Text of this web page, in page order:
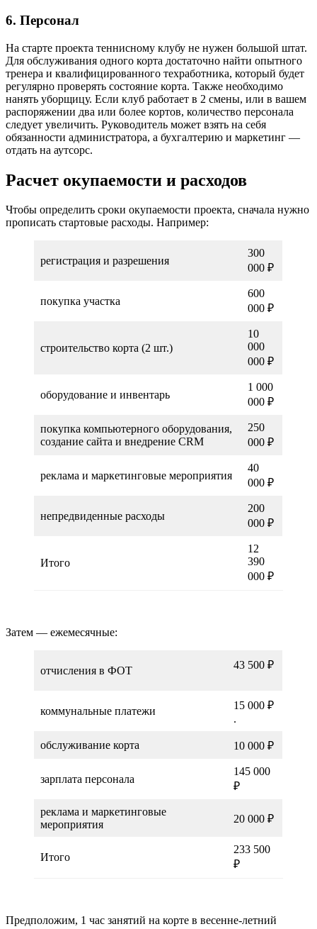
6. Персонал
На старте проекта теннисному клубу не нужен большой штат.
Для обслуживания одного корта достаточно найти опытного
тренера и квалифицированного техработника, который будет
регулярно проверять состояние корта. Также необходимо
нанять уборщицу. Если клуб работает в 2 смены, или в вашем
распоряжении два или более кортов, количество персонала
следует увеличить. Руководитель может взять на себя
обязанности администратора, а бухгалтерию и маркетинг —
отдать на аутсорс.
Расчет окупаемости и расходов
Чтобы определить сроки окупаемости проекта, сначала нужно
прописать стартовые расходы. Например:
регистрация и разрешения
300
000 ₽
покупка участка
600
000 ₽
строительство корта (2 шт.)
10
000
000 ₽
оборудование и инвентарь
1 000
000 ₽
покупка компьютерного оборудования,
создание сайта и внедрение CRM
250
000 ₽
реклама и маркетинговые мероприятия
40
000 ₽
непредвиденные расходы
200
000 ₽
Итого
12
390
000 ₽
Затем — ежемесячные:
отчисления в ФОТ 43 500 ₽
коммунальные платежи
15 000 ₽
.
обслуживание корта 10 000 ₽
зарплата персонала
145 000
₽
реклама и маркетинговые
мероприятия
20 000 ₽
Итого
233 500
₽
Предположим, 1 час занятий на корте в весенне-летний